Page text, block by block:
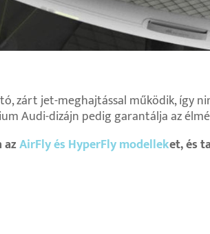
zárt jet-meghajtással működik, így
Audi-dizájn pedig garantálja az
azAirFly és HyperFly modelleket, és